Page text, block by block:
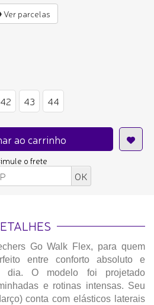
Ver parcelas
42 43 44
ao carrinho
o frete
Go Walk Flex, para quem
entre conforto absoluto e
dia. O modelo foi projetado
e rotinas intensas. Seu
conta com elásticos laterais